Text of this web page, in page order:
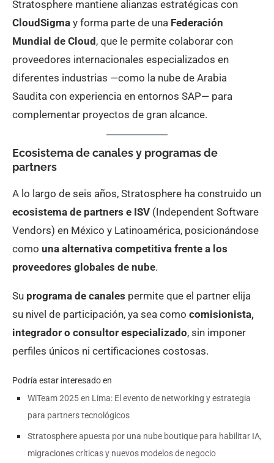
Stratosphere mantiene alianzas estratégicas con
CloudSigma y forma parte de una Federación
Mundial de Cloud, que le permite colaborar con
proveedores internacionales especializados en
diferentes industrias —como la nube de Arabia
Saudita con experiencia en entornos SAP— para
complementar proyectos de gran alcance.
Ecosistema de canales y programas de
partners
A lo largo de seis años, Stratosphere ha construido un
ecosistema de partners e ISV (Independent Software
Vendors) en México y Latinoamérica, posicionándose
como una alternativa competitiva frente a los
proveedores globales de nube.
Su programa de canales permite que el partner elija
su nivel de participación, ya sea como comisionista,
integrador o consultor especializado, sin imponer
perfiles únicos ni certificaciones costosas.
Podría estar interesado en
WiTeam 2025 en Lima: El evento de networking y estrategia
para partners tecnológicos
Stratosphere apuesta por una nube boutique para habilitar IA,
migraciones críticas y nuevos modelos de negocio